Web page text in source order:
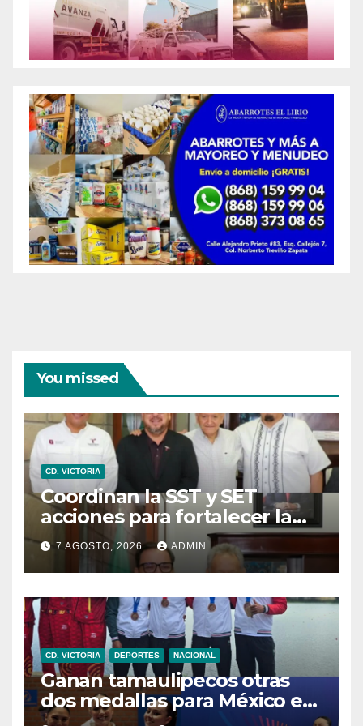
You missed
CD. VICTORIA
Coordinan la SST y SET
acciones para fortalecer la
formación médica y la
bioética en Tamaulipas
7 AGOSTO, 2026 ADMIN
CD. VICTORIA DEPORTES NACIONAL
Ganan tamaulipecos otras
dos medallas para México en
los Juegos Centroamericanos